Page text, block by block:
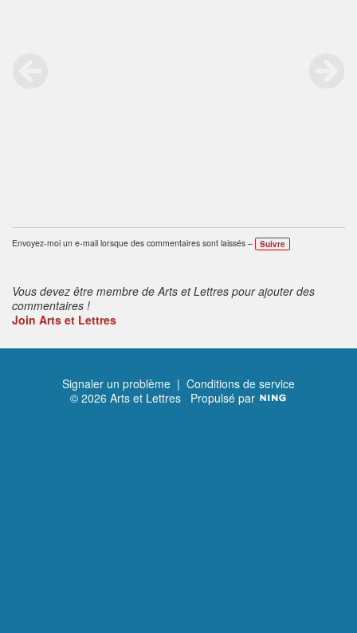
Envoyez-moi un e-mail lorsque des commentaires sont laissés – Suivre
Vous devez être membre de Arts et Lettres pour ajouter des
commentaires !
Join Arts et Lettres
Signaler un problème | Conditions de service
© 2026 Arts et Lettres Propulsé par